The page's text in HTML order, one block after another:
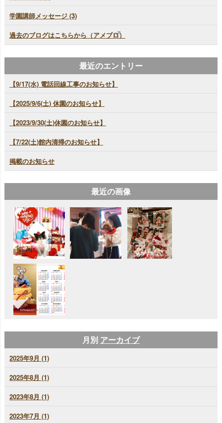
学園講師メッセージ (3)
過去のブログはこちらから（アメブロ）
最近のエントリー
【9/17(水) 電話回線工事のお知らせ】
【2025/9/6(土) 休園のお知らせ】
【2023/9/30(土)休園のお知らせ】
【7/22(土)館内清掃のお知らせ】
掲載のお知らせ
最近の画像
月別 アーカイブ
2025年9月 (1)
2025年8月 (1)
2023年8月 (1)
2023年7月 (1)